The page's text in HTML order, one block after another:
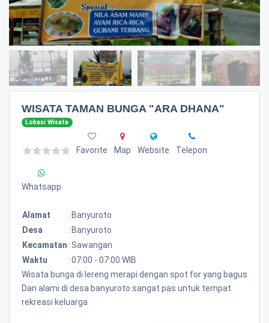
WISATA TAMAN BUNGA "ARA DHANA"
Lokasi Wisata
Favorite Map Website Telepon
Whatsapp
Alamat : Banyuroto
Desa
: Banyuroto
Kecamatan : Sawangan
Waktu
:07:00 - 07:00 WIB
Wisata bunga di lereng merapi dengan spot for yang bagus
Dan alami di desa banyuroto sangat pas untuk tempat
rekreasi keluarga